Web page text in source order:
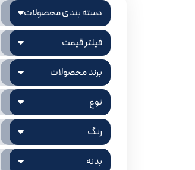
دسته بندی محصولات
فیلتر قیمت
برند محصولات
نوع
رنگ
بدنه